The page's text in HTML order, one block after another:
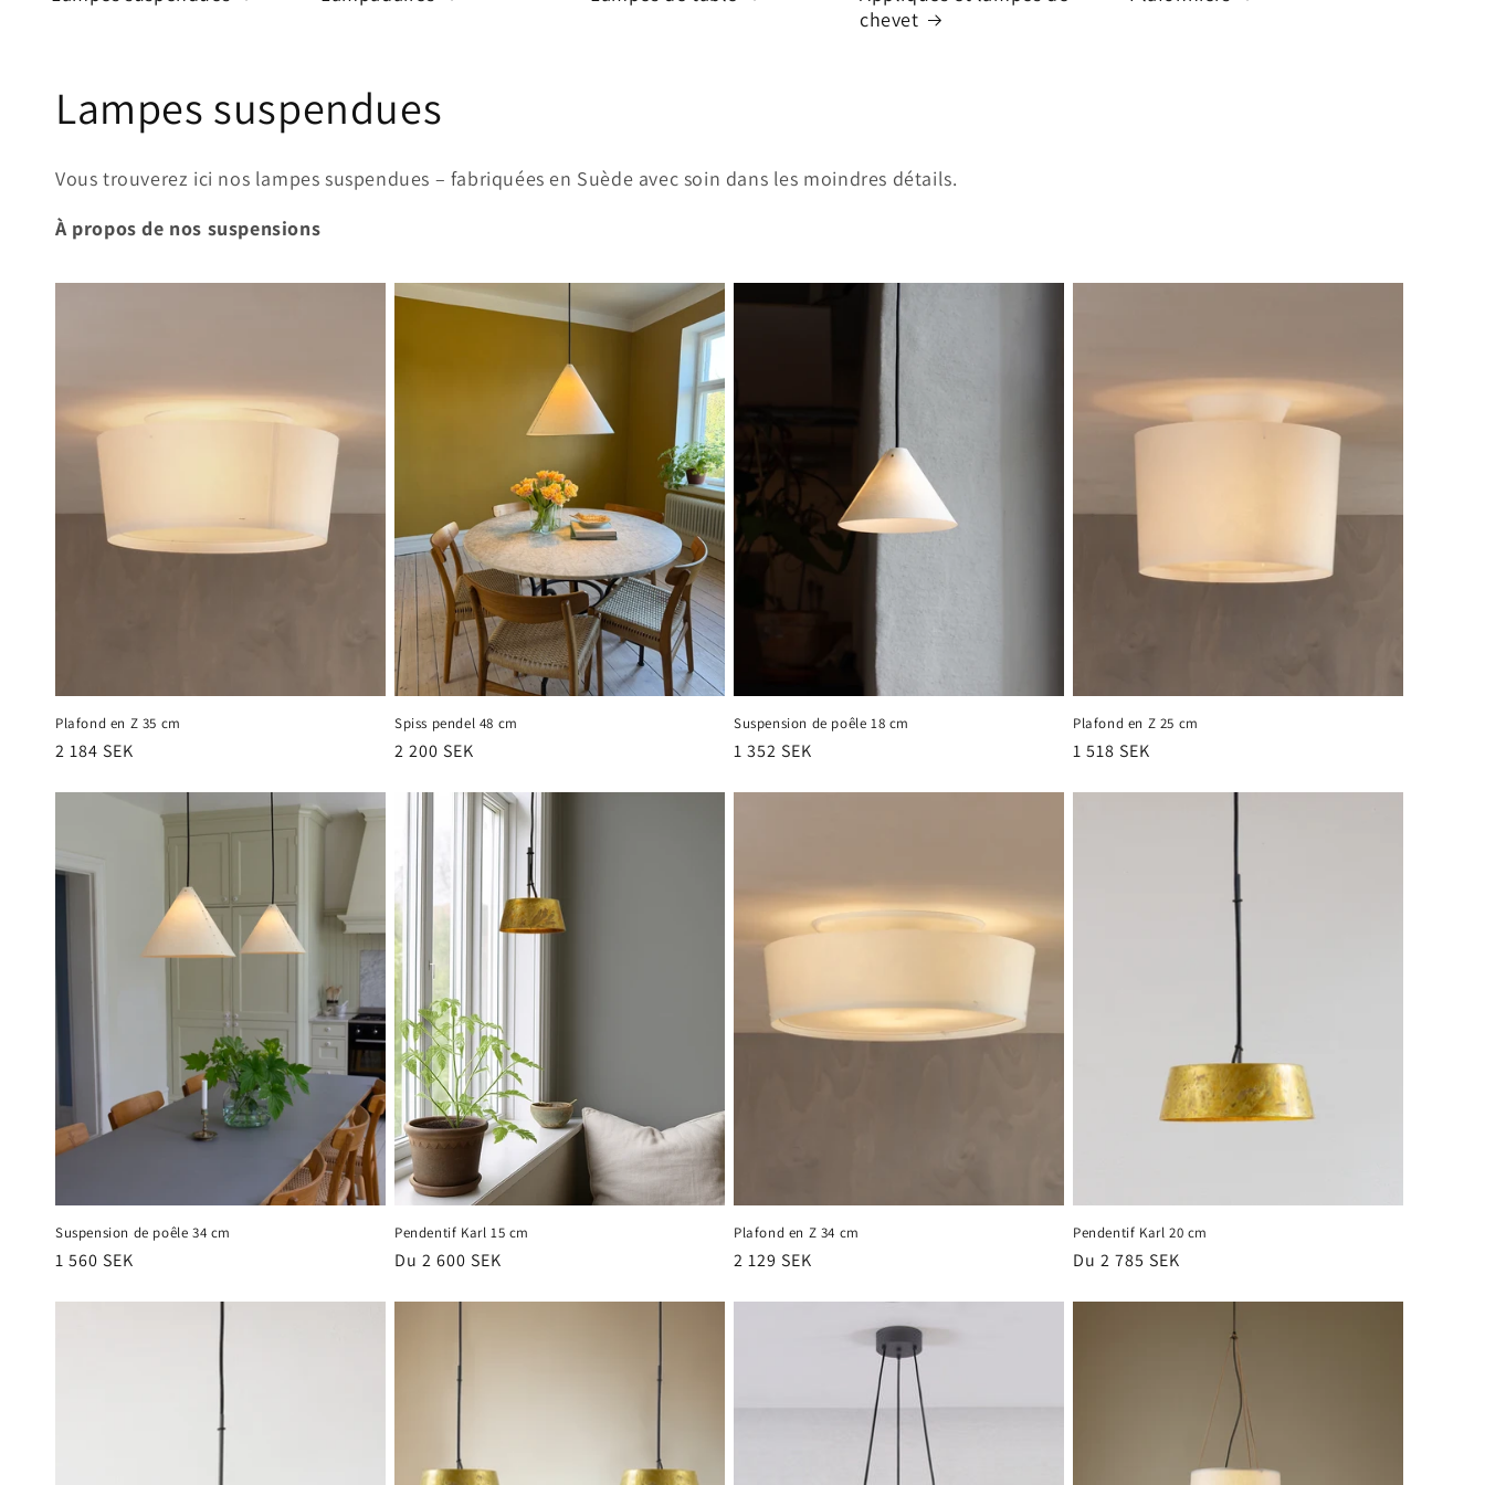
chevet
C
o
l
l
c
t
i
:
Lampes suspendues
Vous trouverez ici nos lampes suspendues – fabriquées en Suède avec soin dans les moindres détails.
À propos de nos suspensions
Plafond en Z 35 cm
Prix
2 184 SEK
Spiss pendel 48 cm
Prix
2 200 SEK
Suspension de poêle 18 cm
Prix
1 352 SEK
Plafond en Z 25 cm
Prix
1 518 SEK
Suspension de poêle 34 cm
Prix
1 560 SEK
Pendentif Karl 15 cm
Prix
Du 2 600 SEK
Plafond en Z 34 cm
Prix
2 129 SEK
Pendentif Karl 20 cm
Prix
Du 2 785 SEK